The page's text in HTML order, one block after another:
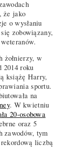
że jako
o wysłaniu
zobowiązany,
żołnierzy, w
2014 roku
książę Harry,
sportu.
na
. W kwietniu
20-osobowa
oraz 5
zawodów, tym
liczbą